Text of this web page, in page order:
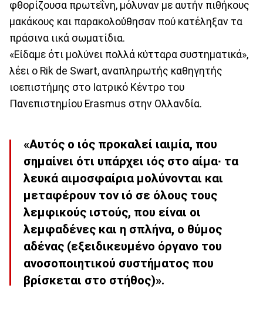
φθορίζουσα πρωτεΐνη, μόλυναν με αυτήν πιθήκους
μακάκους και παρακολούθησαν πού κατέληξαν τα
πράσινα ιικά σωματίδια.
«Είδαμε ότι μολύνει πολλά κύτταρα συστηματικά»,
λέει ο Rik de Swart, αναπληρωτής καθηγητής
ιοεπιστήμης στο Ιατρικό Κέντρο του
Πανεπιστημίου Erasmus στην Ολλανδία.
«Αυτός ο ιός προκαλεί ιαιμία, που
σημαίνει ότι υπάρχει ιός στο αίμα∙ τα
λευκά αιμοσφαίρια μολύνονται και
μεταφέρουν τον ιό σε όλους τους
λεμφικούς ιστούς, που είναι οι
λεμφαδένες και η σπλήνα, ο θύμος
αδένας (εξειδικευμένο όργανο του
ανοσοποιητικού συστήματος που
βρίσκεται στο στήθος)».